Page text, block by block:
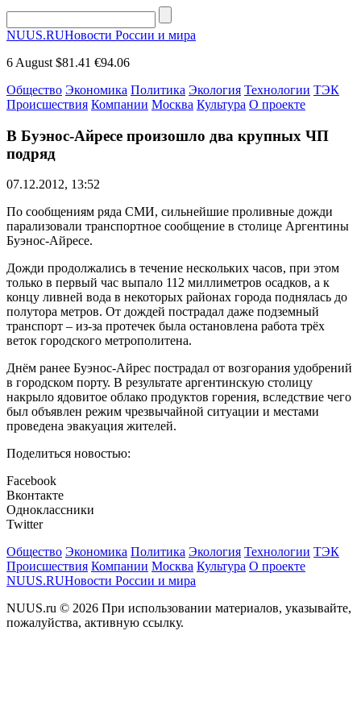
NUUS.RUНовости России и мира
6 August $81.41 €94.06
Общество Экономика Политика Экология Технологии ТЭК
Происшествия Компании Москва Культура О проекте
В Буэнос-Айресе произошло два крупных ЧП
подряд
07.12.2012, 13:52
По сообщениям ряда СМИ, сильнейшие проливные дожди
парализовали транспортное сообщение в столице Аргентины
Буэнос-Айресе.
Дожди продолжались в течение нескольких часов, при этом
только в первый час выпало 112 миллиметров осадков, а к
концу ливней вода в некоторых районах города поднялась до
полутора метров. От дождей пострадал даже подземный
транспорт – из-за протечек была остановлена работа трёх
веток городского метрополитена.
Днём ранее Буэнос-Айрес пострадал от возгорания удобрений
в городском порту. В результате аргентинскую столицу
накрыло ядовитое облако продуктов горения, вследствие чего
был объявлен режим чрезвычайной ситуации и местами
проведена эвакуация жителей.
Поделиться новостью:
Facebook
Вконтакте
Одноклассники
Twitter
Общество Экономика Политика Экология Технологии ТЭК
Происшествия Компании Москва Культура О проекте
NUUS.RUНовости России и мира
NUUS.ru © 2026 При использовании материалов, указывайте,
пожалуйства, активную ссылку.